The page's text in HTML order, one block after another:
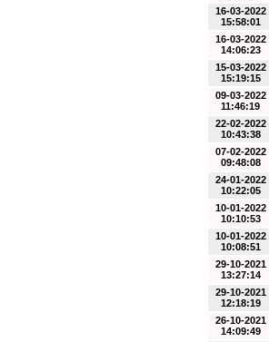
16-03-2022
15:58:01
16-03-2022
14:06:23
15-03-2022
15:19:15
09-03-2022
11:46:19
22-02-2022
10:43:38
07-02-2022
09:48:08
24-01-2022
10:22:05
10-01-2022
10:10:53
10-01-2022
10:08:51
29-10-2021
13:27:14
29-10-2021
12:18:19
26-10-2021
14:09:49